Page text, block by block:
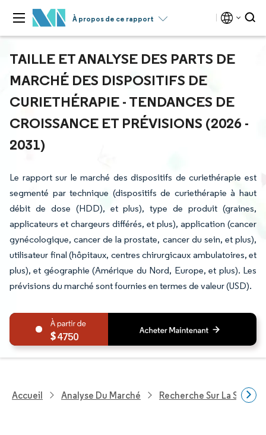
À propos de ce rapport
TAILLE ET ANALYSE DES PARTS DE
MARCHÉ DES DISPOSITIFS DE
CURIETHÉRAPIE - TENDANCES DE
CROISSANCE ET PRÉVISIONS (2026 -
2031)
Le rapport sur le marché des dispositifs de curiethérapie est
segmenté par technique (dispositifs de curiethérapie à haut
débit de dose (HDD), et plus), type de produit (graines,
applicateurs et chargeurs différés, et plus), application (cancer
gynécologique, cancer de la prostate, cancer du sein, et plus),
utilisateur final (hôpitaux, centres chirurgicaux ambulatoires, et
plus), et géographie (Amérique du Nord, Europe, et plus). Les
prévisions du marché sont fournies en termes de valeur (USD).
4750
Accueil Analyse Du Marché Recherche Sur La Santé